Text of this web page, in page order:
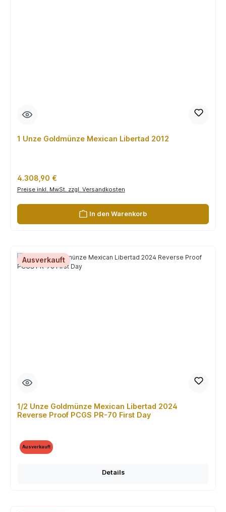
1 Unze Goldmünze Mexican Libertad 2012
Regulärer Preis:
4.308,90 €
Preise inkl. MwSt. zzgl. Versandkosten
In den Warenkorb
Ausverkauft
1/2 Unze Goldmünze Mexican Libertad 2024
Reverse Proof PCGS PR-70 First Day
Ausverkauft
Details